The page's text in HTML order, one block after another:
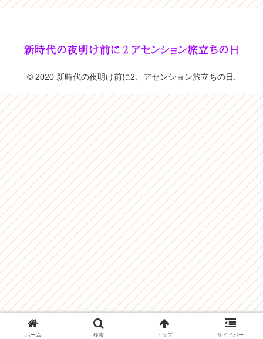
© 2020 新時代の夜明け前に2、アセンション旅立ちの日.
ホーム 検索 トップ サイドバー